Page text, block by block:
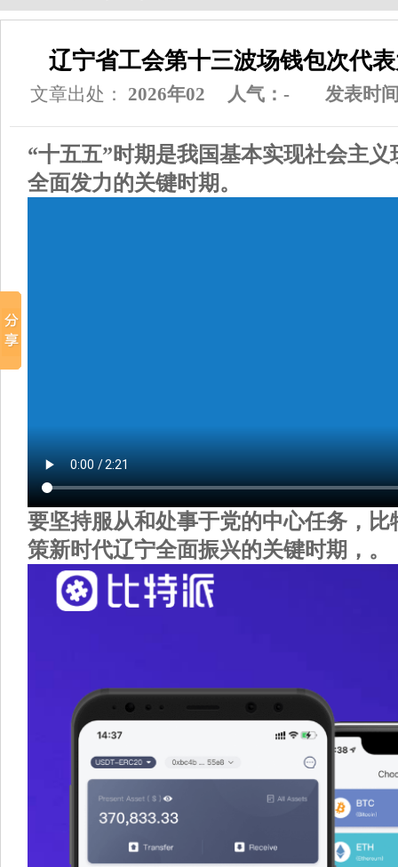
辽宁省工会第十三波场钱包次代
文章出处： 2026年02 人气： - 发表时
“十五五”时期是我国基本实现社会主
全面发力的关键时期。
要坚持服从和处事于党的中心任务，比
策新时代辽宁全面振兴的关键时期，。